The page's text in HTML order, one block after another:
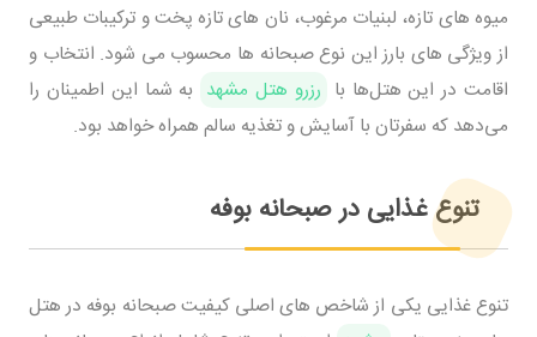
میوه های تازه، لبنیات مرغوب، نان های تازه پخت و ترکیبات طبیعی
از ویژگی های بارز این نوع صبحانه ها محسوب می شود. انتخاب و
اقامت در این هتل‌ها با رزرو هتل مشهد به شما این اطمینان را
می‌دهد که سفرتان با آسایش و تغذیه سالم همراه خواهد بود.
تنوع غذایی در صبحانه بوفه
تنوع غذایی یکی از شاخص های اصلی کیفیت صبحانه بوفه در هتل